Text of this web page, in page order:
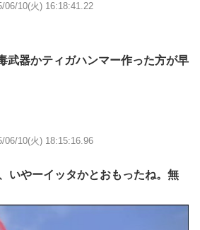
06/10(火) 16:18:41.22
武器かティガハンマー作った方が早
06/10(火) 18:15:16.96
いやーイッタかとおもったね。無